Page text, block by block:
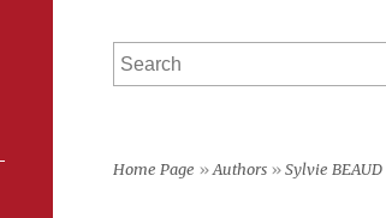
Home Page »Authors »Sylvie BEAUD